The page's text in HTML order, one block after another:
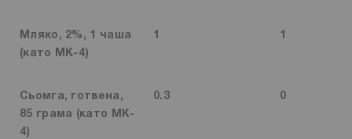
Мляко, 2%, 1 чаша
(като MK-4)
1 1
Сьомга, готвена,
85 грама (като MK-
4)
0.3 0